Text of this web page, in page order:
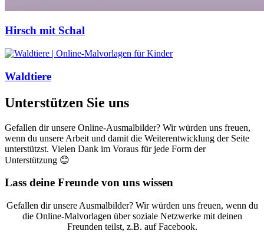
Hirsch mit Schal
Waldtiere
Unterstützen Sie uns
Gefallen dir unsere Online-Ausmalbilder? Wir würden uns freuen,
wenn du unsere Arbeit und damit die Weiterentwicklung der Seite
unterstützst. Vielen Dank im Voraus für jede Form der
Unterstützung 😊
Lass deine Freunde von uns wissen
Gefallen dir unsere Ausmalbilder? Wir würden uns freuen, wenn du
die Online-Malvorlagen über soziale Netzwerke mit deinen
Freunden teilst, z.B. auf Facebook.